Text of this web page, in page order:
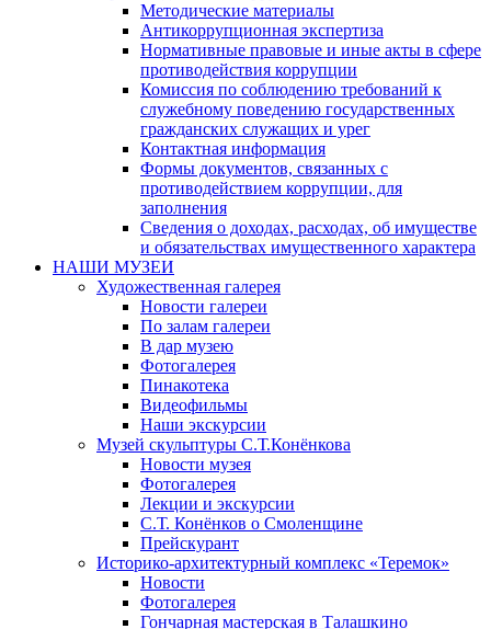
Методические материалы
Антикоррупционная экспертиза
Нормативные правовые и иные акты в сфере
противодействия коррупции
Комиссия по соблюдению требований к
служебному поведению государственных
гражданских служащих и урег
Контактная информация
Формы документов, связанных с
противодействием коррупции, для
заполнения
Сведения о доходах, расходах, об имуществе
и обязательствах имущественного характера
НАШИ МУЗЕИ
Художественная галерея
Новости галереи
По залам галереи
В дар музею
Фотогалерея
Пинакотека
Видеофильмы
Наши экскурсии
Музей скульптуры С.Т.Конёнкова
Новости музея
Фотогалерея
Лекции и экскурсии
С.Т. Конёнков о Смоленщине
Прейскурант
Историко-архитектурный комплекс «Теремок»
Новости
Фотогалерея
Гончарная мастерская в Талашкино